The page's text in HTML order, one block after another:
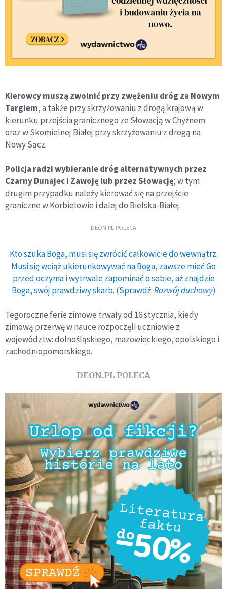
Kierowcy muszą zwolnić przy zwężeniu dróg za Nowym
Targiem, a także przy skrzyżowaniu z drogą krajową w
kierunku przejścia granicznego ze Słowacją w Chyżnem
oraz w Skomielnej Białej przy skrzyżowaniu z drogą na
Nowy Sącz.
Policja radzi wybieranie dróg alternatywnych przez
Czarny Dunajec i Zawoję lub przez Słowację; w tym
drugim przypadku należy kierować się na przejście
graniczne w Korbielowie i dalej do Bielska-Białej.
DEON.PL POLECA
Kto szuka Boga, musi się zwrócić całkowicie do wewnątrz.
Musi się wciąż ukierunkowywać na Boga, zawsze mieć Go
przed oczyma i wytrwale zapominać o sobie, aż znajdzie
Boga, swój prawdziwy skarb. (Sprawdź:Rozwój duchowy)
Tegoroczne ferie zimowe trwały od 16 stycznia, kiedy
zimową przerwę w nauce rozpoczęli uczniowie z
województw: dolnośląskiego, mazowieckiego, opolskiego i
zachodniopomorskiego.
DEON.PL POLECA